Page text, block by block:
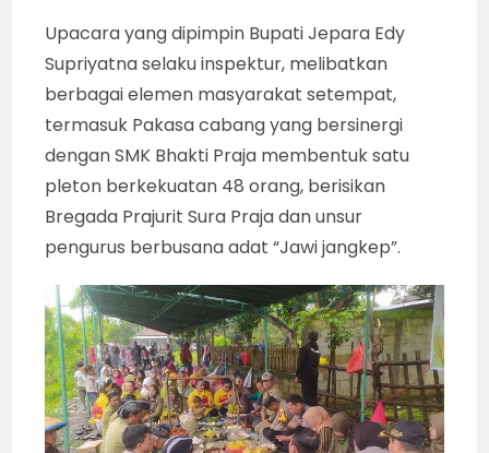
Upacara yang dipimpin Bupati Jepara Edy
Supriyatna selaku inspektur, melibatkan
berbagai elemen masyarakat setempat,
termasuk Pakasa cabang yang bersinergi
dengan SMK Bhakti Praja membentuk satu
pleton berkekuatan 48 orang, berisikan
Bregada Prajurit Sura Praja dan unsur
pengurus berbusana adat “Jawi jangkep”.